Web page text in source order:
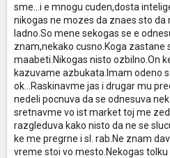
sme...i e mnogu cuden,dosta
nikogas ne mozes da znaes sto da
ladno.So mene sekogas se e
znam,nekako cusno.Koga zastane
maabeti.Nikogas nisto ozbilno.On
kazuvame azbukata.Imam odeno
ok...Raskinavme jas i drugar mu
nedeli pocnuva da se odnesuva
sretnavme vo ist market toj me
razgleduva kako nisto da ne se
ke me pregrne i sl. rab.Ne znam
vreme stoi vo mesto.Nekogas